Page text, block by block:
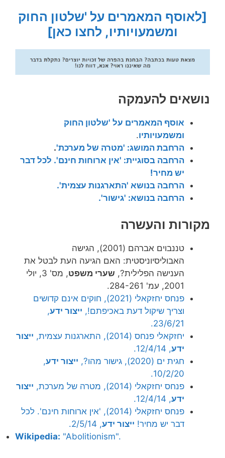
[לאוסף המאמרים על 'שלטון החוק
ומשמעויותיו, לחצו כאן]
נושאים להעמקה
אוסף המאמרים על 'שלטון החוק
ומשמעויותיו.
הרחבת המושג: 'מטרה של מערכת'.
הרחבה בסוגיית: 'אין ארוחות חינם'. לכל דבר
יש מחיר!
הרחבה בנושא 'התארגנות עצמית'.
הרחבה בנושא: 'גישור'.
מקורות והעשרה
טננבוים אברהם (2001), הגישה
האבוליסיוניסטית: האם הגיעה העת לבטל את
הענישה הפלילית?, שערי משפט
, מס' 3, יולי
2001, עמ' 284-261.
פנחס יחזקאלי (2021), חוקים אינם קדושים
וצריך שיקול דעת באכיפתם!, ייצור ידע,
23/6/21.
יחזקאלי פנחס (2014), התארגנות עצמית,
ייצור
ידע, 12/4/14.
חגית ים (2020), גישור מהו?,
ייצור ידע,
10/2/20.
פנחס יחזקאלי (2014), מטרה של מערכת,
ייצור
ידע, 12/4/14.
פנחס יחזקאלי (2014), 'אין ארוחות חינם'. לכל
דבר יש מחיר! ייצור ידע, 2/5/14.
Wikipedia: "Abolitionism".